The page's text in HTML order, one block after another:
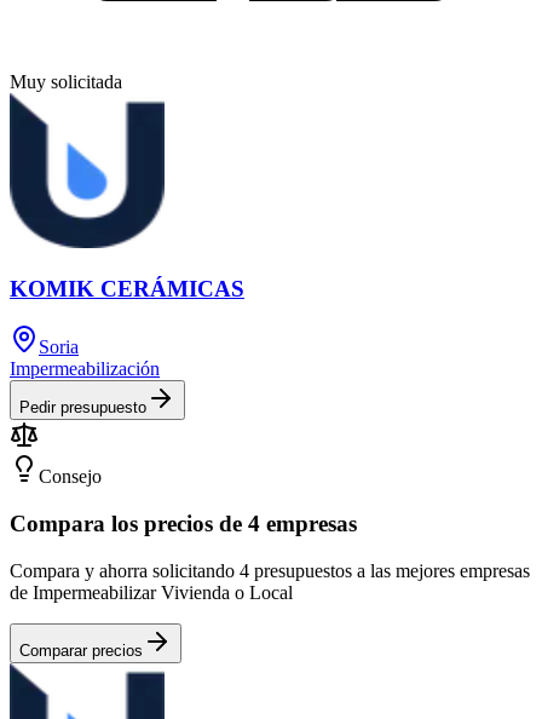
Muy solicitada
KOMIK CERÁMICAS
Soria
Impermeabilización
Pedir presupuesto
Consejo
Compara los precios de 4 empresas
Compara y ahorra solicitando 4 presupuestos a las mejores empresas
de Impermeabilizar Vivienda o Local
Comparar precios